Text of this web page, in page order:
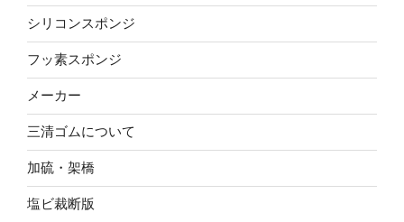
シリコンスポンジ
フッ素スポンジ
メーカー
三清ゴムについて
加硫・架橋
塩ビ裁断版